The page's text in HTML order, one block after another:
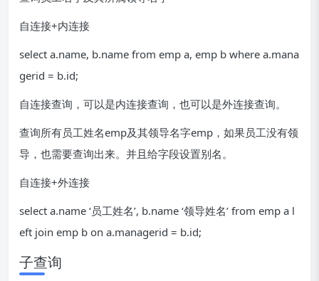
自连接+内连接
select a.name, b.name from emp a, emp b where a.mana
gerid = b.id;
自连接查询，可以是内连接查询，也可以是外连接查询。
查询所有员工姓名emp及其领导名字emp，如果员工没有领
导，也需要查询出来。并且给字段设置别名。
自连接+外连接
select a.name ‘员工姓名’, b.name ‘领导姓名’ from emp a l
eft join emp b on a.managerid = b.id;
子查询